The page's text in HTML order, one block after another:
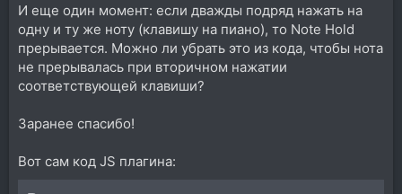
И еще один момент: если дважды подряд нажать на
одну и ту же ноту (клавишу на пиано), то Note Hold
прерывается. Можно ли убрать это из кода, чтобы нота
не прерывалась при вторичном нажатии
соответствующей клавиши?
Заранее спасибо!
Вот сам код JS плагина: